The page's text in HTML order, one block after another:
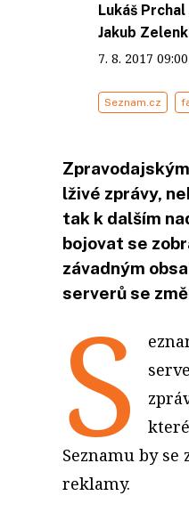
Lukáš Prchal
Jakub
7. 8. 2017 09:00
Seznam.cz
lživé zprávy,
tak k dalším
bojovat se
závadným
serverů se
S
Seznamu by
reklamy.